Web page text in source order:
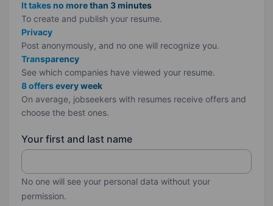
It takes no more than 3 minutes
To create and publish your resume.
Privacy
Post anonymously, and no one will recognize you.
Transparency
See which companies have viewed your resume.
8 offers every week
On average, jobseekers with resumes receive offers and
choose the best ones.
Your first and last name
No one will see your personal data without your
permission.